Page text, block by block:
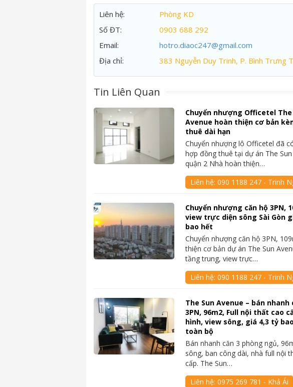
Liên hệ:
Phòng KD
Số ĐT:
0903 688 292
Email:
hotro.diaoc247@gmail.com
Địa chỉ:
383 Nguyễn Duy Trinh, P. Bình Trưng
Tin Liên Quan
Chuyển nhượng Officetel The
Avenue hoàn thiện cơ bản
thuê dài hạn
Chuyển nhượng lô Officetel đã
hợp đồng thuê tại dự án The
quận 2 Nhà hoàn thiện…
Liên hệ:090 1188 247 - Trinh
Chuyển nhượng căn hộ 3PN,
view trực diện sông Sài Gòn
bao hết
Chuyển nhượng căn hộ 3PN,
thiện cơ bản dự án The Sun
tầng trung, view trực…
Liên hệ:090 1188 247 - Trinh
The Sun Avenue – bán nhanh
3PN, 96m2, Full nội thất cao
hình, view sông, giá 4,3 tỷ
toàn bộ
Bán nhanh căn 3 phòng ngủ,
sông, ban công dài, nhà full nội
cấp. The Sun…
Liên hệ:0975 269 781 - Khả Ái